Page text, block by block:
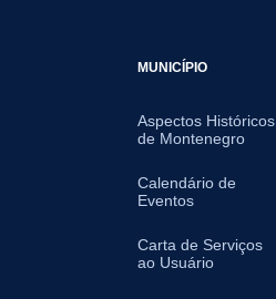
MUNICÍPIO
Aspectos Históricos
de Montenegro
Calendário de
Eventos
Carta de Serviços
ao Usuário